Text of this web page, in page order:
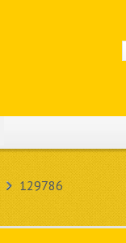
129786